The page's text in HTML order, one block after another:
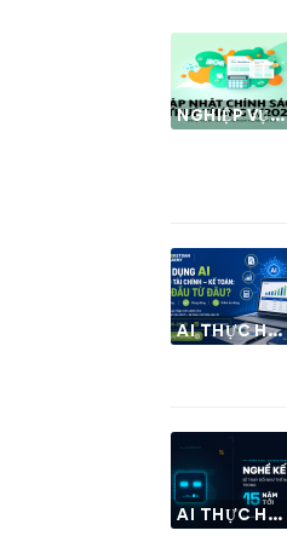
NGHIỆP VỤ KẾ TOÁN & THUẾ
AI THỰC HÀNH
AI THỰC HÀNH